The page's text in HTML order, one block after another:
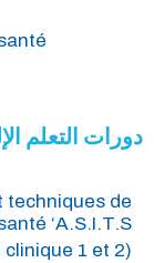
دورات التعلم
techniques de
‘A.S.I.T.S’
1 et 2)